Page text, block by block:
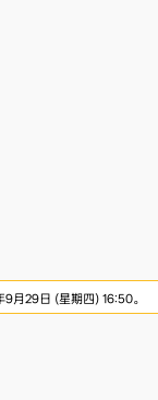
9月29日 (星期四) 16:50。